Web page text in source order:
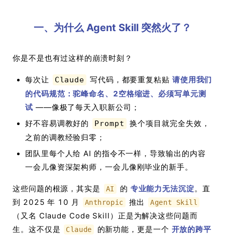
一、为什么 Agent Skill 突然火了？
你是不是也有过这样的崩溃时刻？
每次让 Claude 写代码，都要重复粘贴 请使用我们
的代码规范：驼峰命名、2空格缩进、必须写单元测
试 ——像极了每天入职新公司；
好不容易调教好的
Prompt
换个项目就完全失效，
之前的调教经验归零；
团队里每个人给 AI 的指令不一样，导致输出的内容
一会儿像资深架构师，一会儿像刚毕业的新手。
这些问题的根源，其实是 AI 的 专业能力无法沉淀。直
到 2025 年 10 月
Anthropic 推出 Agent Skill
（又名 Claude Code Skill）正是为解决这些问题而
生。这不仅是
Claude 的新功能，更是一个 开放的跨平